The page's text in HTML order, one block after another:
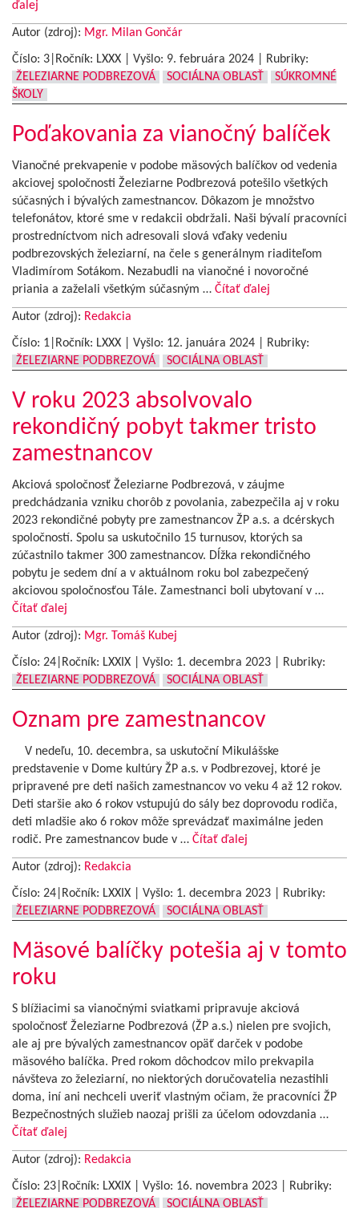
ďalej
Autor (zdroj): Mgr. Milan Gončár
Číslo: 3|Ročník: LXXX | Vyšlo: 9. februára 2024
Rubriky:
ŽELEZIARNE PODBREZOVÁ
SOCIÁLNA OBLASŤ
SÚKROMNÉ
ŠKOLY
Poďakovania za vianočný balíček
Vianočné prekvapenie v podobe mäsových balíčkov od vedenia
akciovej spoločnosti Železiarne Podbrezová potešilo všetkých
súčasných i bývalých zamestnancov. Dôkazom je množstvo
telefonátov, ktoré sme v redakcii obdržali. Naši bývalí pracovníci
prostredníctvom nich adresovali slová vďaky vedeniu
podbrezovských železiarní, na čele s generálnym riaditeľom
Vladimírom Sotákom. Nezabudli na vianočné i novoročné
priania a zaželali všetkým súčasným … Čítať ďalej
Autor (zdroj): Redakcia
Číslo: 1|Ročník: LXXX | Vyšlo: 12. januára 2024
Rubriky:
ŽELEZIARNE PODBREZOVÁ
SOCIÁLNA OBLASŤ
V roku 2023 absolvovalo
rekondičný pobyt takmer tristo
zamestnancov
Akciová spoločnosť Železiarne Podbrezová, v záujme
predchádzania vzniku chorôb z povolania, zabezpečila aj v roku
2023 rekondičné pobyty pre zamestnancov ŽP a.s. a dcérskych
spoločností. Spolu sa uskutočnilo 15 turnusov, ktorých sa
zúčastnilo takmer 300 zamestnancov. Dĺžka rekondičného
pobytu je sedem dní a v aktuálnom roku bol zabezpečený
akciovou spoločnosťou Tále. Zamestnanci boli ubytovaní v …
Čítať ďalej
Autor (zdroj): Mgr. Tomáš Kubej
Číslo: 24|Ročník: LXXIX | Vyšlo: 1. decembra 2023
Rubriky:
ŽELEZIARNE PODBREZOVÁ
SOCIÁLNA OBLASŤ
Oznam pre zamestnancov
V nedeľu, 10. decembra, sa uskutoční Mikulášske
predstavenie v Dome kultúry ŽP a.s. v Podbrezovej, ktoré je
pripravené pre deti našich zamestnancov vo veku 4 až 12 rokov.
Deti staršie ako 6 rokov vstupujú do sály bez doprovodu rodiča,
deti mladšie ako 6 rokov môže sprevádzať maximálne jeden
rodič. Pre zamestnancov bude v … Čítať ďalej
Autor (zdroj): Redakcia
Číslo: 24|Ročník: LXXIX | Vyšlo: 1. decembra 2023
Rubriky:
ŽELEZIARNE PODBREZOVÁ
SOCIÁLNA OBLASŤ
Mäsové balíčky potešia aj v tomto
roku
S blížiacimi sa vianočnými sviatkami pripravuje akciová
spoločnosť Železiarne Podbrezová (ŽP a.s.) nielen pre svojich,
ale aj pre bývalých zamestnancov opäť darček v podobe
mäsového balíčka. Pred rokom dôchodcov milo prekvapila
návšteva zo železiarní, no niektorých doručovatelia nezastihli
doma, iní ani nechceli uveriť vlastným očiam, že pracovníci ŽP
Bezpečnostných služieb naozaj prišli za účelom odovzdania …
Čítať ďalej
Autor (zdroj): Redakcia
Číslo: 23|Ročník: LXXIX | Vyšlo: 16. novembra 2023
Rubriky:
ŽELEZIARNE PODBREZOVÁ
SOCIÁLNA OBLASŤ